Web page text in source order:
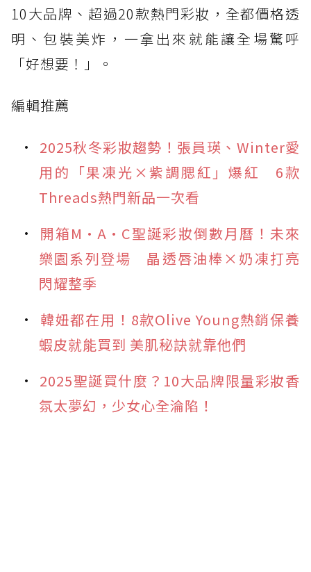
10大品牌、超過20款熱門彩妝，全都價格透
明、包裝美炸，一拿出來就能讓全場驚呼
「好想要！」。
編輯推薦
2025秋冬彩妝趨勢！張員瑛、Winter愛
用的「果凍光×紫調腮紅」爆紅 6款
Threads熱門新品一次看
開箱M·A·C聖誕彩妝倒數月曆！未來
樂園系列登場 晶透唇油棒×奶凍打亮
閃耀整季
韓妞都在用！8款Olive Young熱銷保養
蝦皮就能買到 美肌秘訣就靠他們
2025聖誕買什麼？10大品牌限量彩妝香
氛太夢幻，少女心全淪陷！